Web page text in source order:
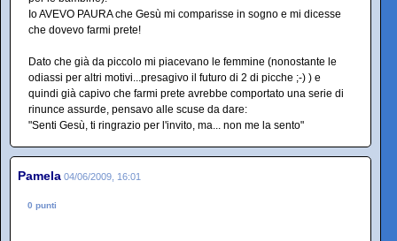
Io AVEVO PAURA che Gesù mi comparisse in sogno e mi dicesse
che dovevo farmi prete!
Dato che già da piccolo mi piacevano le femmine (nonostante le
odiassi per altri motivi...presagivo il futuro di 2 di picche ;-) ) e
quindi già capivo che farmi prete avrebbe comportato una serie di
rinunce assurde, pensavo alle scuse da dare:
"Senti Gesù, ti ringrazio per l'invito, ma... non me la sento"
Pamela 04/06/2009, 16:01
0 punti